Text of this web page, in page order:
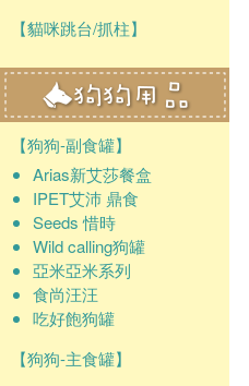
【貓咪跳台/抓柱】
【狗狗-副食罐】
Arias新艾莎餐盒
IPET艾沛 鼎食
Seeds 惜時
Wild calling狗罐
亞米亞米系列
食尚汪汪
吃好飽狗罐
【狗狗-主食罐】